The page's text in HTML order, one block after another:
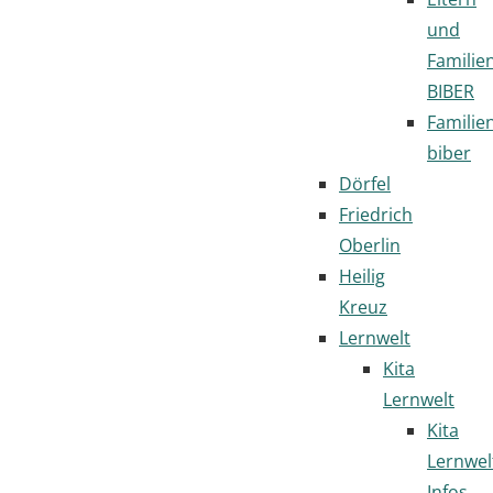
und
BIBER
biber
Dörfel
Friedrich
Oberlin
Heilig
Kreuz
Lernwelt
Kita
Lernwelt
Kita